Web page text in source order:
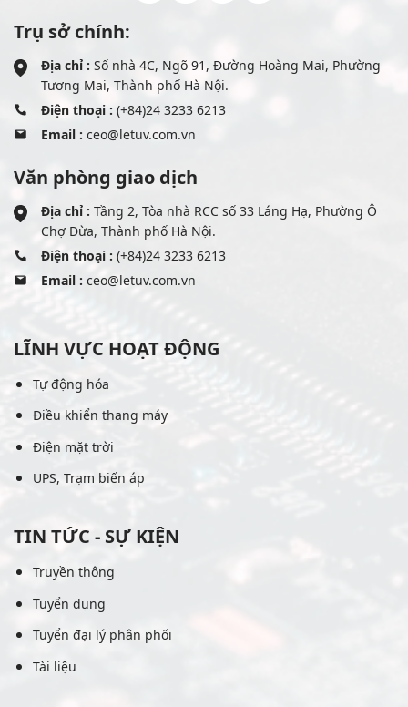
Trụ sở chính:
Địa chỉ : Số nhà 4C, Ngõ 91, Đường Hoàng Mai, Phường
Tương Mai, Thành phố Hà Nội.
Điện thoại : (+84)24 3233 6213
Email : ceo@letuv.com.vn
Văn phòng giao dịch
Địa chỉ : Tầng 2, Tòa nhà RCC số 33 Láng Hạ, Phường Ô
Chợ Dừa, Thành phố Hà Nội.
Điện thoại : (+84)24 3233 6213
Email : ceo@letuv.com.vn
LĨNH VỰC HOẠT ĐỘNG
Tự động hóa
Điều khiển thang máy
Điện mặt trời
UPS, Trạm biến áp
TIN TỨC - SỰ KIỆN
Truyền thông
Tuyển dụng
Tuyển đại lý phân phối
Tài liệu